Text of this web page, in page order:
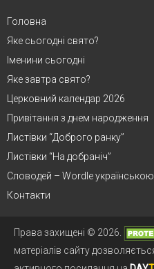
Головна
Яке сьогодні свято?
Іменини сьогодні
Яке завтра свято?
Церковний календар 2026
Привітання з днем народження
Листівки “Доброго ранку”
Листівки “На добраніч”
Словодей – Wordle українською
Контакти
Права захищені © 2026.
матеріалів сайту